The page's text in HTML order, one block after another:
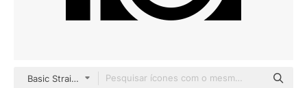
Basic Straight Filled